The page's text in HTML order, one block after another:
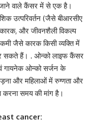
वाले कैंसर में से एक है।
उत्परिवर्तन (जैसे बीआरसीए
और जीवनशैली विकल्प
जैसे कारक किसी व्यक्ति में
सकते हैं। . ओन्को लाइफ कैंसर
गायनेक ओन्को सर्जन के
और महिलाओं में रुग्णता और
समय की मांग है।
cancer: